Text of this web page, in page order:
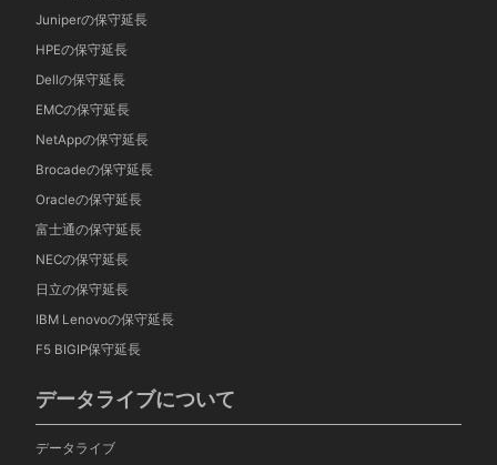
Juniperの保守延長
HPEの保守延長
Dellの保守延長
EMCの保守延長
NetAppの保守延長
Brocadeの保守延長
Oracleの保守延長
富士通の保守延長
NECの保守延長
日立の保守延長
IBM Lenovoの保守延長
F5 BIGIP保守延長
データライブについて
データライブ